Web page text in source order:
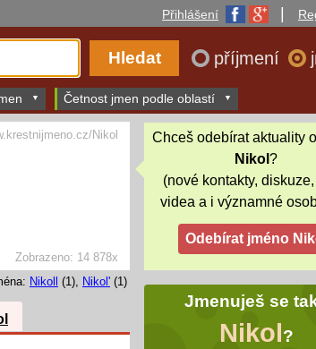
Přihlášení
příjmení
Četnost jmen podle oblastí
Zobrazeno: 14 878x
Nikol
Nikoll (1), Nikol' (1)
Chceš odebírat aktuality
Nikol ?
(nové kontakty, diskuze,
videa a i významné
Jmenuješ se
Nikol?